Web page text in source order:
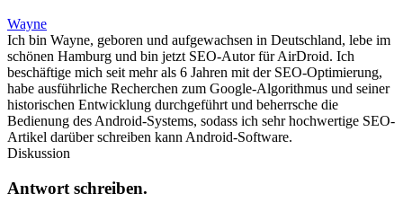
Wayne
Ich bin Wayne, geboren und aufgewachsen in Deutschland, lebe im
schönen Hamburg und bin jetzt SEO-Autor für AirDroid. Ich
beschäftige mich seit mehr als 6 Jahren mit der SEO-Optimierung,
habe ausführliche Recherchen zum Google-Algorithmus und seiner
historischen Entwicklung durchgeführt und beherrsche die
Bedienung des Android-Systems, sodass ich sehr hochwertige SEO-
Artikel darüber schreiben kann Android-Software.
Diskussion
Antwort schreiben.